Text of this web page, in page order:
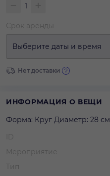
Срок аренды
Выберите даты и время
Нет доставки
ИНФОРМАЦИЯ О ВЕЩИ
Форма: Круг Диаметр: 28 см
ID
Мероприятие
Тип